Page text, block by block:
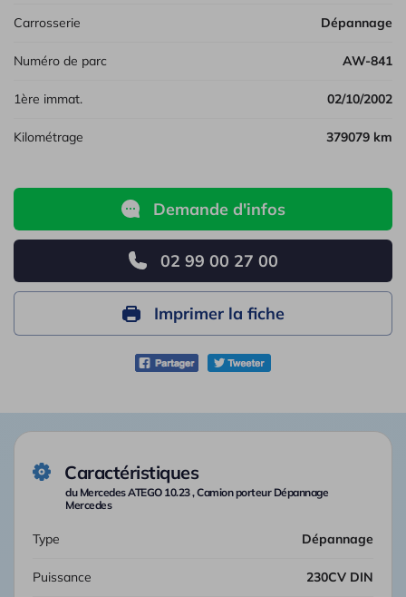
Carrosserie Dépannage
Numéro de parc AW-841
1ère immat. 02/10/2002
Kilométrage 379079 km
Demande d'infos
02 99 00 27 00
Imprimer la fiche
Caractéristiques
du Mercedes ATEGO 10.23 , Camion porteur Dépannage
Mercedes
Type Dépannage
Puissance 230CV DIN